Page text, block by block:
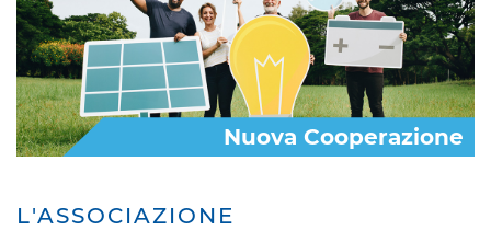
L'ASSOCIAZIONE
Nuova Cooperazione